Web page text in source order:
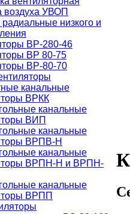
воздуха УВОП
низкого и
ВР-280-46
ВР 80-75
ВР-80-70
канальные
ВРКК
канальные
ВИП
канальные
ВРПВ-Н
канальные
ВРПН-Н и ВРПН-
канальные
ВРПП